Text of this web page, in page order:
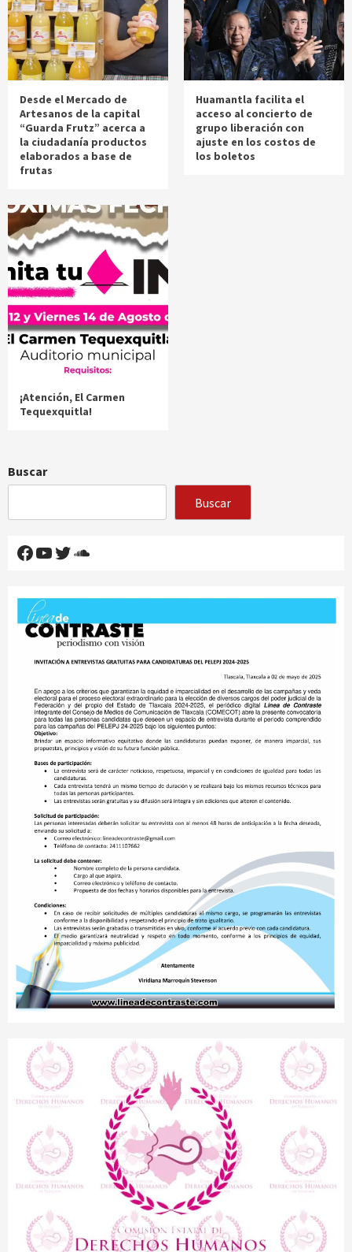
Desde el Mercado de
Artesanos de la capital
“Guarda Frutz” acerca a
la ciudadanía productos
elaborados a base de
frutas
Huamantla facilita el
acceso al concierto de
grupo liberación con
ajuste en los costos de
los boletos
¡Atención, El Carmen
Tequexquitla!
Buscar
Buscar
Facebook
YouTube
Twitter
SoundCloud